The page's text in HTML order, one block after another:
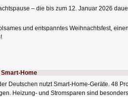
– die bis zum 12. Januar 2026
und entspanntes Weihnachtsfest,
Home
Deutschen nutzt Smart-Home-Geräte. 48
Heizung- und Stromsparen sind